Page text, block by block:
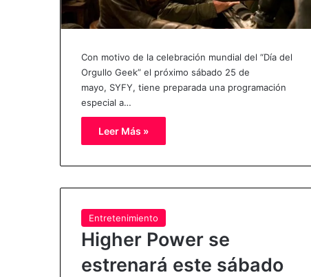
Con motivo de la celebración mundial del “Día del
Orgullo Geek” el próximo sábado 25 de
mayo, SYFY, tiene preparada una programación
especial a…
Leer Más »
Entretenimiento
Higher Power se
estrenará este sábado